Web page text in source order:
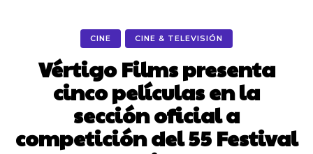
CINE CINE & TELEVISIÓN
Vértigo Films presenta
cinco películas en la
sección oficial a
competición del 55 Festival